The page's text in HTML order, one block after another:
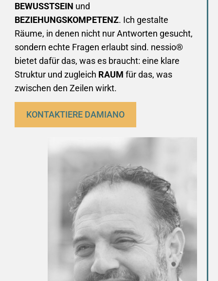
BEWUSSTSEIN und
BEZIEHUNGSKOMPETENZ. Ich gestalte
Räume, in denen nicht nur Antworten gesucht,
sondern echte Fragen erlaubt sind. nessio®
bietet dafür das, was es braucht: eine klare
Struktur und zugleich RAUM für das, was
zwischen den Zeilen wirkt.
KONTAKTIERE DAMIANO